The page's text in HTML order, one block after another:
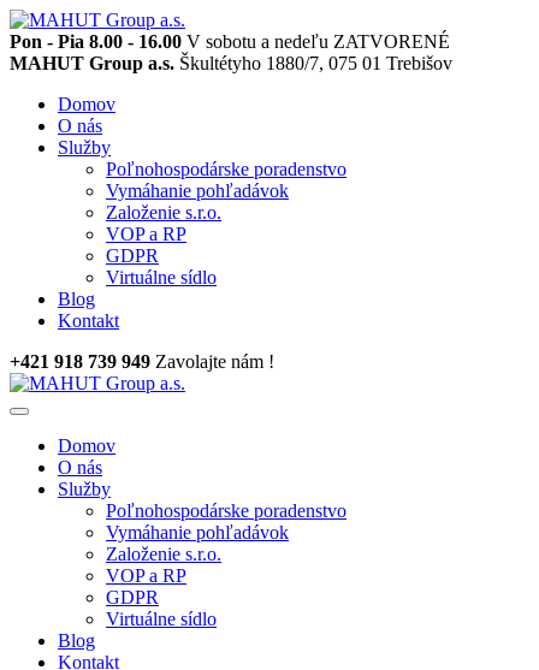
Pon - Pia 8.00 - 16.00 V sobotu a nedeľu ZATVORENÉ
MAHUT Group a.s. Škultétyho 1880/7, 075 01 Trebišov
Domov
O nás
Služby
Poľnohospodárske poradenstvo
Vymáhanie pohľadávok
Založenie s.r.o.
VOP a RP
GDPR
Virtuálne sídlo
Blog
Kontakt
+421 918 739 949 Zavolajte nám !
Domov
O nás
Služby
Poľnohospodárske poradenstvo
Vymáhanie pohľadávok
Založenie s.r.o.
VOP a RP
GDPR
Virtuálne sídlo
Blog
Kontakt